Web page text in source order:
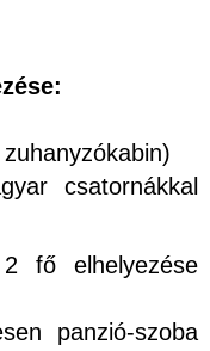
csatornákkal
fő elhelyezése
panzió-szoba